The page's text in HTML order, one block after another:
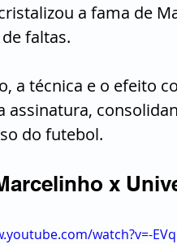
a fama de
faltas.
a técnica e o efeito
assinatura,
do futebol.
x
watch?v=-